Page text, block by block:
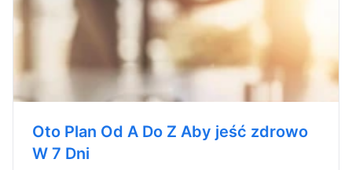
Oto Plan Od A Do Z Aby jeść zdrowo
W 7 Dni